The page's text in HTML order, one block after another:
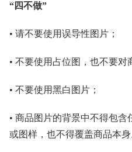
“四不做”
• 请不要使用误导性图片；
• 不要使用占位图，也不要对
• 不要使用黑白图片；
• 商品图片的背景中不得包
或图样，也不得覆盖商品本身